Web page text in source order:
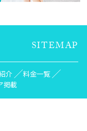
SITEMAP
介
料金一覧
掲載